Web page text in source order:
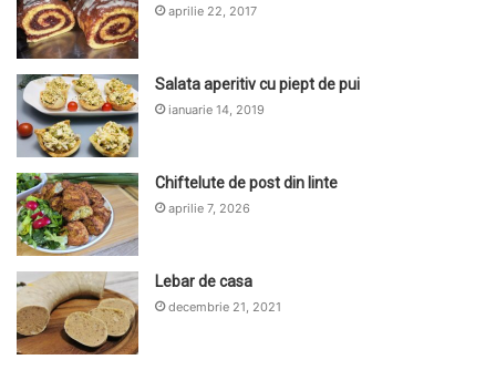
aprilie 22, 2017
Salata aperitiv cu piept de pui
ianuarie 14, 2019
Chiftelute de post din linte
aprilie 7, 2026
Lebar de casa
decembrie 21, 2021